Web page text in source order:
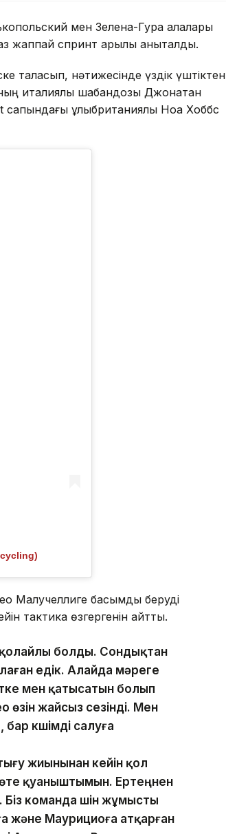
мен Зелена-Гура қалалары
жаппай спринт арқылы анықталды.
таласып, нәтижесінде үздік үштіктен
италиялық шабандозы Джонатан
ұлыбританиялық Ноа Хоббс
Малучеллиге басымдық беруді
тактика өзгергенін айтты.
қолайлы болды. Сондықтан
едік. Алайда мәреге
мен қатысатын болып
жайсыз сезінді. Мен
күшімді салуға
жиынынан кейін қол
қуаныштымын. Ертеңнен
команда үшін жұмысты
және Маурициоға атқарған